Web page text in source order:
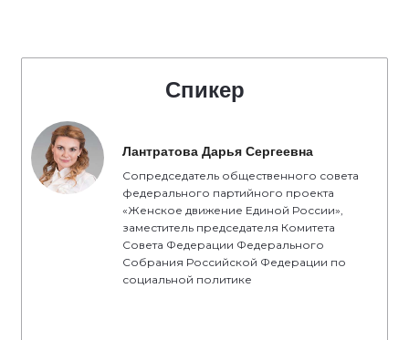
Спикер
Лантратова Дарья Сергеевна
Сопредседатель общественного совета
федерального партийного проекта
«Женское движение Единой России»,
заместитель председателя Комитета
Совета Федерации Федерального
Собрания Российской Федерации по
социальной политике